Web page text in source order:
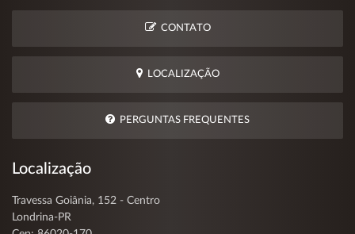
CONTATO
LOCALIZAÇÃO
PERGUNTAS FREQUENTES
Localização
Travessa Goiânia, 152 - Centro
Londrina-PR